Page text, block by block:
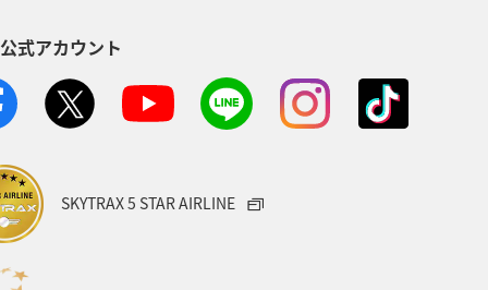
式アカウント
SKYTRAX 5 STAR AIRLINE